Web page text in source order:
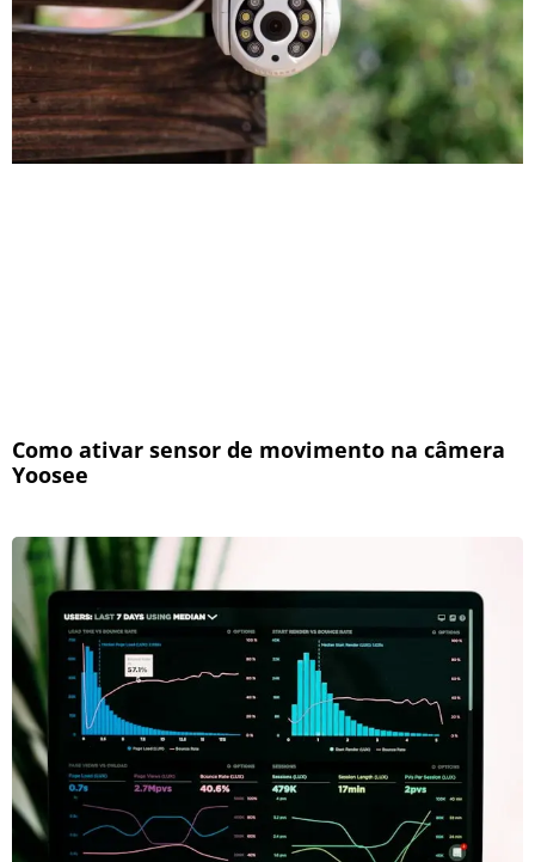
Como ativar sensor de movimento na câmera
Yoosee